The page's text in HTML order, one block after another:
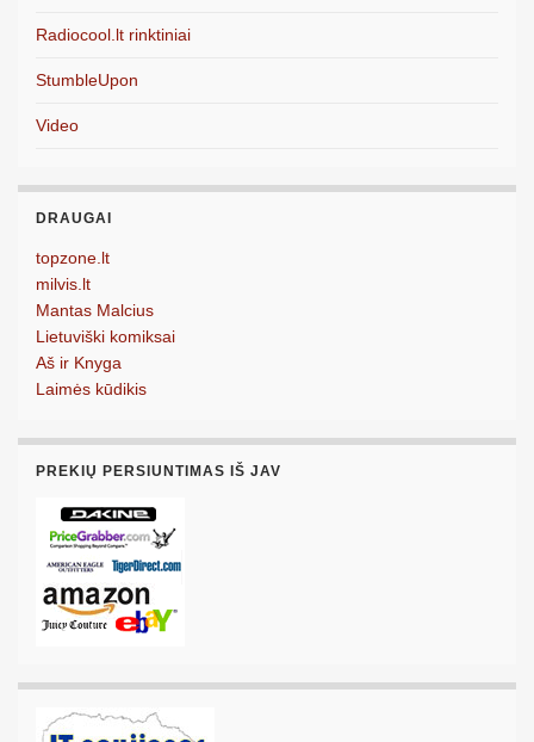
Radiocool.lt rinktiniai
StumbleUpon
Video
DRAUGAI
topzone.lt
milvis.lt
Mantas Malcius
Lietuviški komiksai
Aš ir Knyga
Laimės kūdikis
PREKIŲ PERSIUNTIMAS IŠ JAV